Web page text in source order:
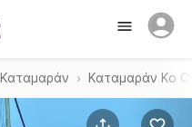
Καταμαράν Καταμαράν Ko